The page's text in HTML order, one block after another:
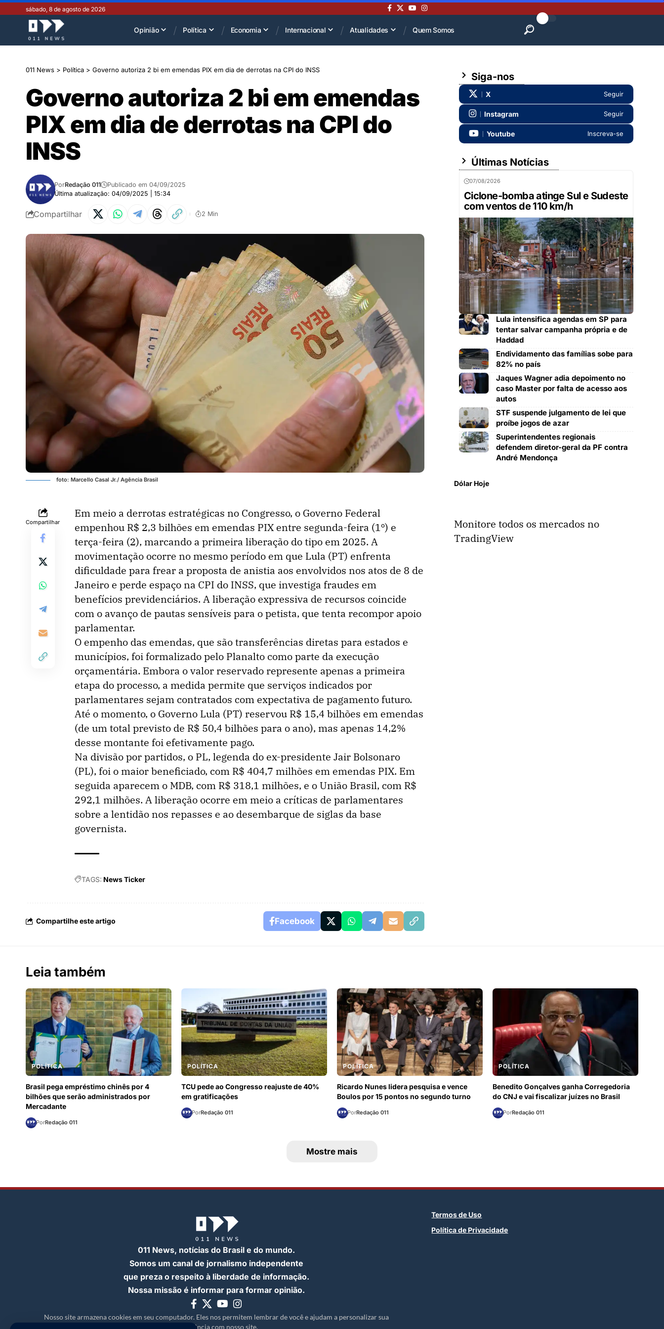
sábado, 8 de agosto de 2026
Opinião Política Economia Internacional Atualidades Quem Somos
011 News > Política > Governo autoriza 2 bi em emendas PIX em dia de derrotas na CPI do INSS
Governo autoriza 2 bi em emendas
PIX em dia de derrotas na CPI do
INSS
Última atualização: 04/09/2025 | 15:34
PorRedação 011 Publicado em 04/09/2025
Compartilhar 2 Min
foto: Marcello Casal Jr./ Agência Brasil
Compartilhar
Em meio a derrotas estratégicas no Congresso, o Governo Federal
empenhou R$ 2,3 bilhões em emendas PIX entre segunda-feira (1º) e
terça-feira (2), marcando a primeira liberação do tipo em 2025. A
movimentação ocorre no mesmo período em que Lula (PT) enfrenta
dificuldade para frear a proposta de anistia aos envolvidos nos atos de 8 de
Janeiro e perde espaço na CPI do INSS, que investiga fraudes em
benefícios previdenciários. A liberação expressiva de recursos coincide
com o avanço de pautas sensíveis para o petista, que tenta recompor apoio
parlamentar.
O empenho das emendas, que são transferências diretas para estados e
municípios, foi formalizado pelo Planalto como parte da execução
orçamentária. Embora o valor reservado represente apenas a primeira
etapa do processo, a medida permite que serviços indicados por
parlamentares sejam contratados com expectativa de pagamento futuro.
Até o momento, o Governo Lula (PT) reservou R$ 15,4 bilhões em emendas
(de um total previsto de R$ 50,4 bilhões para o ano), mas apenas 14,2%
desse montante foi efetivamente pago.
Na divisão por partidos, o PL, legenda do ex-presidente Jair Bolsonaro
(PL), foi o maior beneficiado, com R$ 404,7 milhões em emendas PIX. Em
seguida aparecem o MDB, com R$ 318,1 milhões, e o União Brasil, com R$
292,1 milhões. A liberação ocorre em meio a críticas de parlamentares
sobre a lentidão nos repasses e ao desembarque de siglas da base
governista.
TAGS: News Ticker
Compartilhe este artigo Facebook
Siga-nos
X Seguir
Instagram Seguir
Youtube Inscreva-se
Últimas Notícias
07/08/2026
Ciclone-bomba atinge Sul e Sudeste
com ventos de 110 km/h
Lula intensifica agendas em SP para
tentar salvar campanha própria e de
Haddad
Endividamento das famílias sobe para
82% no país
Jaques Wagner adia depoimento no
caso Master por falta de acesso aos
autos
STF suspende julgamento de lei que
proíbe jogos de azar
Superintendentes regionais
defendem diretor-geral da PF contra
André Mendonça
Dólar Hoje
Monitore todos os mercados no
TradingView
Leia também
POLÍTICA
Brasil pega empréstimo chinês por 4
bilhões que serão administrados por
Mercadante
PorRedação 011
POLÍTICA
TCU pede ao Congresso reajuste de 40%
em gratificações
PorRedação 011
POLÍTICA
Ricardo Nunes lidera pesquisa e vence
Boulos por 15 pontos no segundo turno
PorRedação 011
POLÍTICA
Benedito Gonçalves ganha Corregedoria
do CNJ e vai fiscalizar juízes no Brasil
PorRedação 011
Mostre mais
011 News, notícias do Brasil e do mundo.
Somos um canal de jornalismo independente
que preza o respeito à liberdade de informação.
Nossa missão é informar para formar opinião.
Nosso site armazena cookies em seu computador. Eles nos permitem lembrar de você e ajudam a personalizar sua
experiência com nosso site.
Termos de Uso
Política de Privacidade